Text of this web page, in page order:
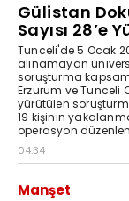
Gülistan
Sayısı 28’e
Tunceli'de 5 Ocak
alınamayan
soruşturma
Erzurum ve Tunceli
yürütülen
19 kişinin
operasyon
04:34
Manşet